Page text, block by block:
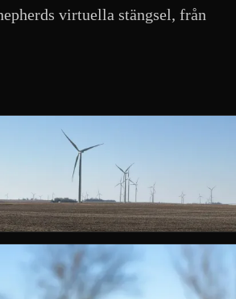
virtuella stängsel, från